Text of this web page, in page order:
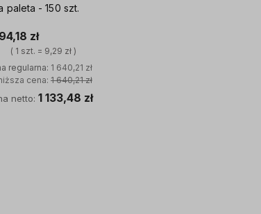
paleta - 150 szt.
zł
( 1 szt. = 9,29 zł )
regularna: 1 640,21 zł
cena: 1 640,21 zł
netto: 1 133,48 zł